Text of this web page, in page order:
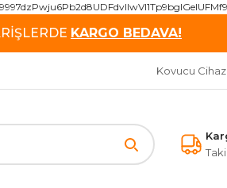
KARGO BEDAVA!
Kovucu